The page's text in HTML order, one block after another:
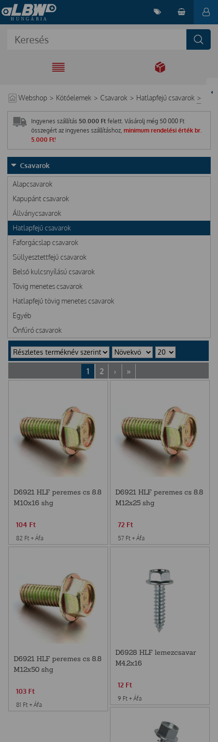
EGYÜTT A
Webshop > Kötőelemek > Csavarok > Hatlapfejű csavarok >
Ingyenes szállítás 50.000 Ft felett. Vásárolj még 50 000 Ft
összegért az ingyenes szállításhoz, minimum rendelési érték br.
5.000 Ft!
Csavarok
Alapcsavarok
Kapupánt csavarok
Állványcsavarok
Hatlapfejű csavarok
Faforgácslap csavarok
Süllyesztettfejű csavarok
Belső kulcsnyílású csavarok
Tövig menetes csavarok
Hatlapfejű tövig menetes csavarok
Egyéb
Önfúró csavarok
1 2 › »
D6921 HLF peremes cs 8.8
M10x16 shg
104 Ft
82 Ft + Áfa
D6921 HLF peremes cs 8.8
M12x25 shg
72 Ft
57 Ft + Áfa
D6921 HLF peremes cs 8.8
M12x50 shg
103 Ft
81 Ft + Áfa
D6928 HLF lemezcsavar
M4,2x16
12 Ft
9 Ft + Áfa